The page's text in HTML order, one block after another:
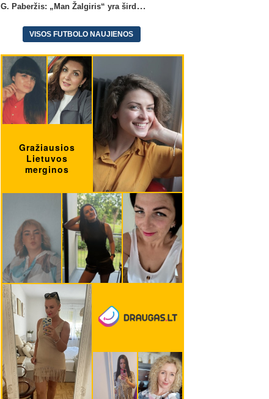
G. Paberžis: „Man Žalgiris“ yra širdyje“
VISOS FUTBOLO NAUJIENOS